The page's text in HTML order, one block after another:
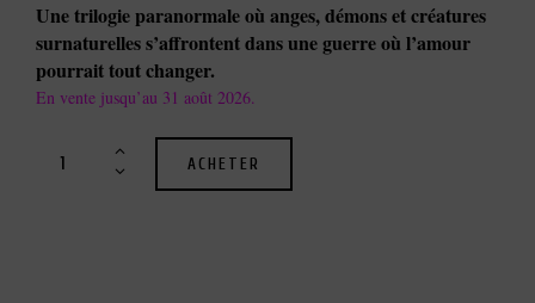
Une trilogie paranormale où anges, démons et créatures
surnaturelles s’affrontent dans une guerre où l’amour
pourrait tout changer.
En vente jusqu’au 31 août 2026.
ACHETER